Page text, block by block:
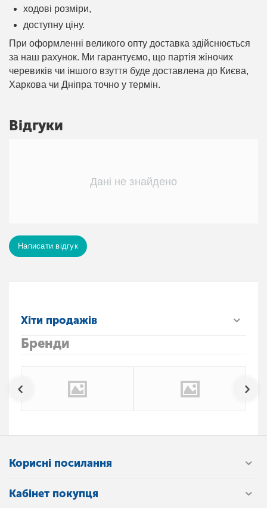
ходові розміри,
доступну ціну.
При оформленні великого опту доставка здійснюється
за наш рахунок. Ми гарантуємо, що партія жіночих
черевиків чи іншого взуття буде доставлена ​​до Києва,
Харкова чи Дніпра точно у термін.
Відгуки
Дані не знайдено
Написати відгук
Хіти продажів
Бренди
Корисні посилання
Кабінет покупця